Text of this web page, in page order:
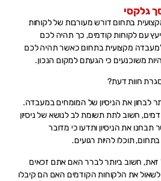
גלקסי
בתחום דורש מעורבות של לקוחות
עם לקוחות קודמים, כך תהיה לכם
מקצועית בתחום כאשר תהיה לכם
משוכנעים כי הגעתם למקום הנכון.
חוות דעת?
לבחון את הניסיון של המומחים במעבדה.
חשוב לתת תשומת לב לנושא של ניסיון
את הניסיון ותדעו כי מדובר
תוכלו להיות רגועים.
זאת, חשוב ביותר לברר האם אתם זכאים
את הלקוחות הקודמים האם הם קיבלו